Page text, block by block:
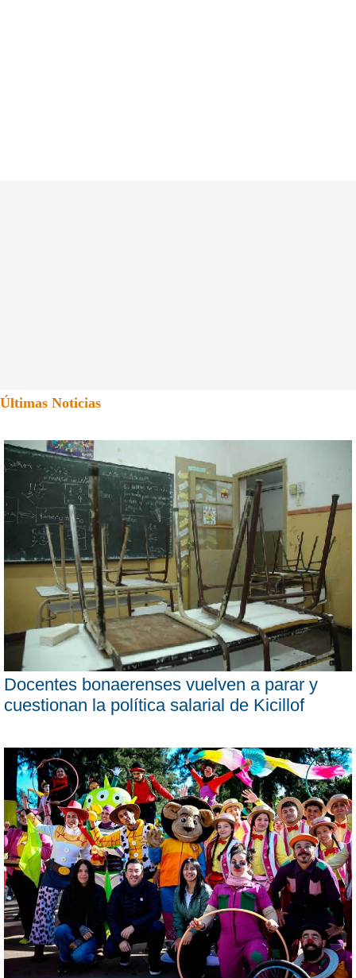
Últimas Noticias
Docentes bonaerenses vuelven a parar y
cuestionan la política salarial de Kicillof